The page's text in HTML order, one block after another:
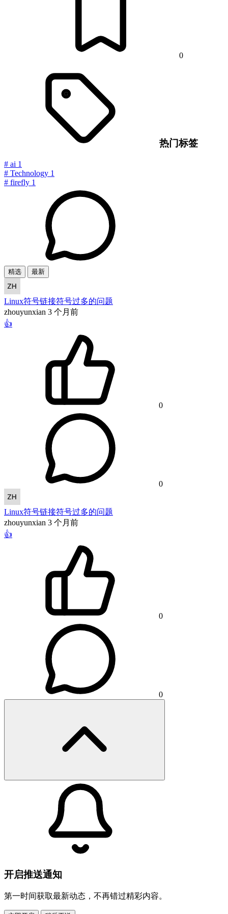
0
热门标签
# ai 1
# Technology 1
# firefly 1
精选 最新
Linux符号链接符号过多的问题
zhouyunxian 3 个月前
👍
0
0
Linux符号链接符号过多的问题
zhouyunxian 3 个月前
👍
0
0
开启推送通知
第一时间获取最新动态，不再错过精彩内容。